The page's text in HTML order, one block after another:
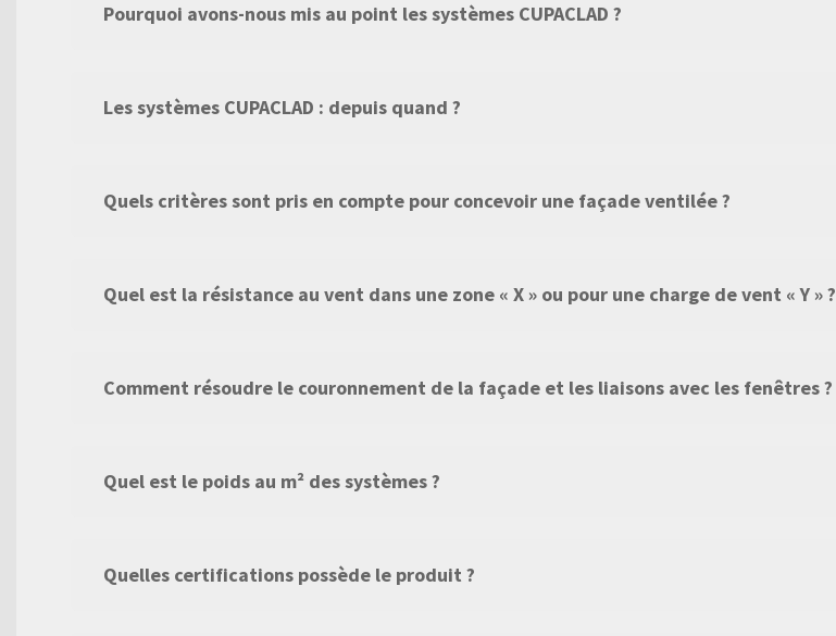
Pourquoi avons-nous mis au point les systèmes CUPACLAD ?
Les systèmes CUPACLAD : depuis quand ?
Quels critères sont pris en compte pour concevoir une façade ventilée ?
Quel est la résistance au vent dans une zone « X » ou pour une charge de vent « Y » ?
Comment résoudre le couronnement de la façade et les liaisons avec les fenêtres ?
Quel est le poids au m² des systèmes ?
Quelles certifications possède le produit ?